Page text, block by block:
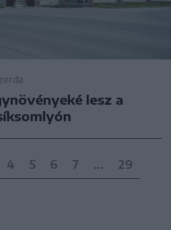
lesz a
4 5 6 7 ... 29